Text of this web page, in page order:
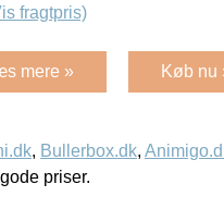
fragtpris)
mere » Køb nu
, Bullerbox.dk,
priser.